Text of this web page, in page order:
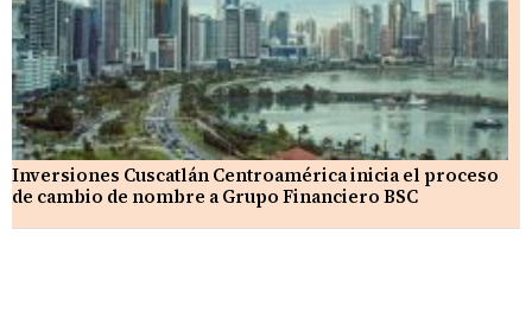
Inversiones Cuscatlán Centroamérica inicia el proceso
de cambio de nombre a Grupo Financiero BSC